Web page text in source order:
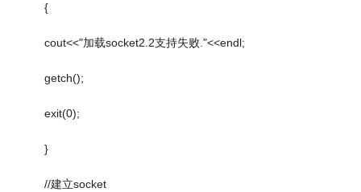
{
cout<<"加载socket2.2支持失败."<<endl;
getch();
exit(0);
}
//建立socket